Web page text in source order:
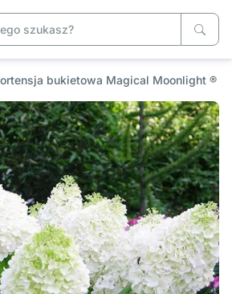
bukietowa Magical Moonlight ®